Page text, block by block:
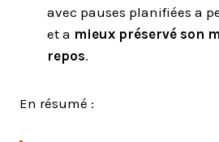
avec pauses planifiées a
et a mieux préservé son
repos.
En résumé :